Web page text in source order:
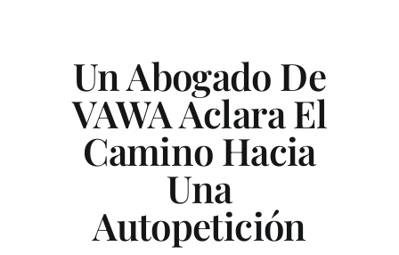
Mi misión
Clientes felices
Testimonios
Recursos
Un Abogado De
VAWA Aclara El
Camino Hacia
Una
Autopetición